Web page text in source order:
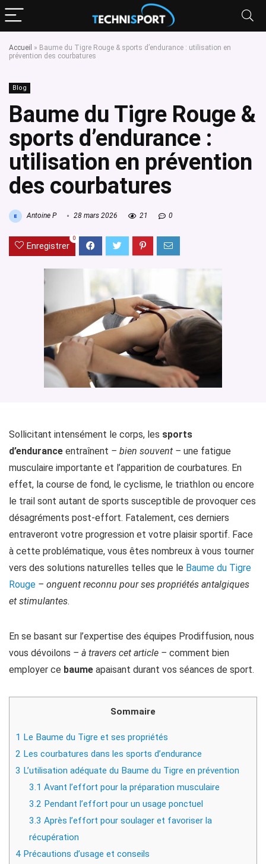
Accueil » Baume du Tigre Rouge & sports d’endurance : utilisation en
prévention des courbatures
Blog
Baume du Tigre Rouge &
sports d’endurance :
utilisation en prévention
des courbatures
Antoine P 28 mars 2026 21 0
Enregistrer
0
Sollicitant intensément le corps, les sports
d’endurance entraînent – bien souvent – une fatigue
musculaire importante et l’apparition de courbatures. En
effet, la course de fond, le cyclisme, le triathlon ou encore
le trail sont autant de sports susceptible de provoquer ces
désagréments post-effort. Fatalement, ces derniers
entraveront votre progression et votre plaisir sportif. Face
à cette problématique, vous êtes nombreux à vous tourner
vers des solutions naturelles telles que le Baume du Tigre
Rouge – onguent reconnu pour ses propriétés antalgiques
et stimulantes.
En se basant sur l’expertise des équipes Prodiffusion, nous
vous dévoilons – à travers cet article – comment bien
employer ce baume apaisant durant vos séances de sport.
Sommaire
1 Le Baume du Tigre et ses propriétés
2 Les courbatures dans les sports d’endurance
3 L’utilisation adéquate du Baume du Tigre en prévention
3.1 Avant l’effort pour la préparation musculaire
3.2 Pendant l’effort pour un usage ponctuel
3.3 Après l’effort pour soulager et favoriser la
récupération
4 Précautions d’usage et conseils